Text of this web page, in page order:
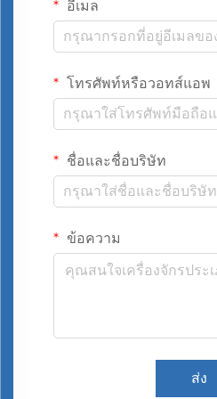
อีเมล
โทรศัพท์หรือวอทส์แอพ
ชื่อและชื่อบริษัท
ข้อความ
ส่ง